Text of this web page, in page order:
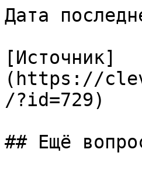
Дата
[Источник]
(https://
/?id=729)
## Ещё